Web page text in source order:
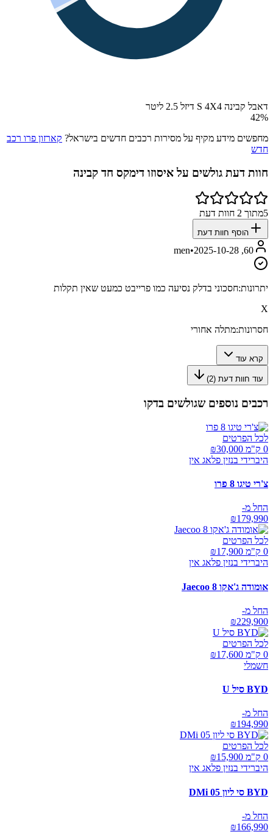
דאבל קבינה S 4X4 דיזל 2.5 ליטר
42%
מחפשים מידע מקיף על מסירות רכבים חדשים בישראל? קארזון פרו רכב
חדש
חוות דעת גולשים עלאיסוזו דימקס חד קבינה
5מתוך 2 חוות דעת
הוסף חוות דעת
60, men
•2025-10-28
יתרונות:חסכוני בדלק נסיעה כמו פרייבט כמעט שאין תקלות
X
חסרונות:מתלה אחורי
קרא עוד
עוד חוות דעת (2
)
רכבים נוספים שגולשים בדקו
לכל הפרטים
0 ק"מ ₪
30,000
היברידי בנזין פלאג אין
צ'רי טיגו 8 פרו
החל מ-
₪179,990
לכל הפרטים
0 ק"מ ₪
17,900
היברידי בנזין פלאג אין
אומודה ג'אקו Jaecoo 8
החל מ-
₪229,900
לכל הפרטים
0 ק"מ ₪
17,600
חשמלי
BYD סיל U
החל מ-
₪194,990
לכל הפרטים
0 ק"מ ₪
15,900
היברידי בנזין פלאג אין
BYD סי ליון 05 DMi
החל מ-
₪166,990